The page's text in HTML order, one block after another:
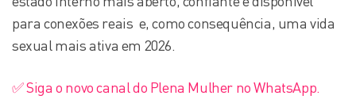
para conexões reais e, como consequência, uma vida
sexual mais ativa em 2026.
✅ Siga o novo canal do Plena Mulher no WhatsApp.